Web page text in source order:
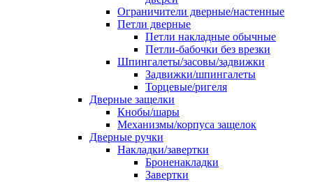
Ограничители дверные/настенные
Петли дверные
Петли накладные обычные
Петли-бабочки без врезки
Шпингалеты/засовы/задвижки
Задвижки/шпингалеты
Торцевые/ригеля
Дверные защелки
Кнобы/шары
Механизмы/корпуса защелок
Дверные ручки
Накладки/завертки
Броненакладки
Завертки